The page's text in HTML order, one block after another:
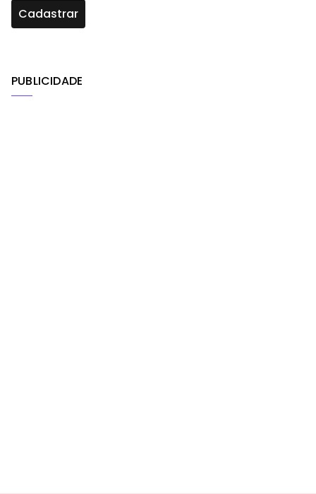
PUBLICIDADE